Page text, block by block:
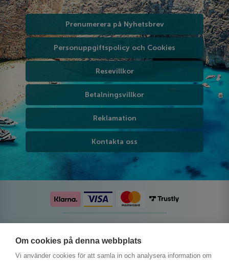
Om cookies på denna webbplats
Vi använder cookies för att samla in och analysera information om
Prenumerera på Nyhetsbrev
Personuppgiftspolicy och Cookies
Resevillkor
Betalningsvillkor
Reklamation
Kontakta oss